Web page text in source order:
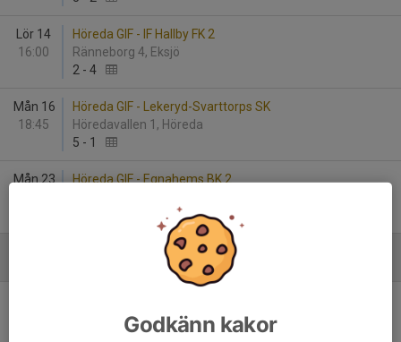
Lör 14
16:00
Höreda GIF - IF Hallby FK 2
Ränneborg 4, Eksjö
2 - 4
Mån 16
18:45
Höreda GIF - Lekeryd-Svarttorps SK
Höredavallen 1, Höreda
5 - 1
Mån 23
Höreda GIF - Egnahems BK 2
Furuvik 1, Bankeryd
Godkänn kakor